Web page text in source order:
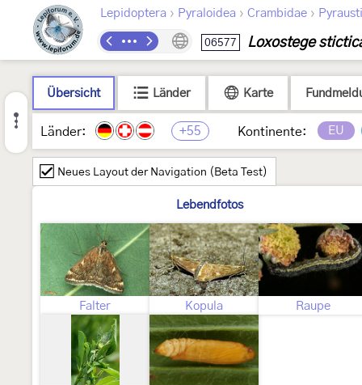
Lepidoptera › Pyraloidea › Crambidae ›
06577 Loxostege
Übersicht Länder Karte
Länder: +55 Kontinente: EU
Neues Layout der Navigation (Beta Test)
Lebendfotos
Falter Kopula Raupe